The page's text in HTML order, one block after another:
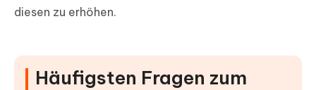
diesen zu erhöhen.
Häufigsten Fragen zum